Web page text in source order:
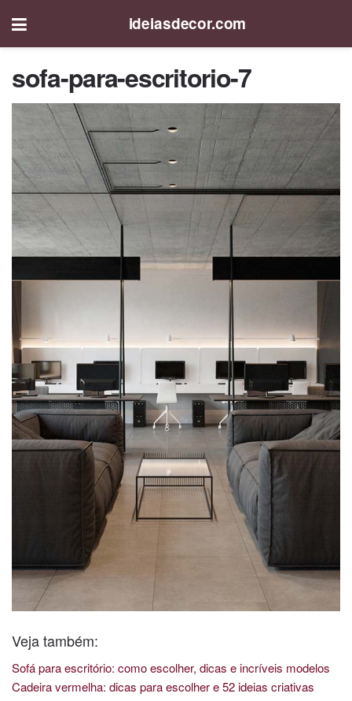
ideiasdecor.com
sofa-para-escritorio-7
Veja também:
Sofá para escritório: como escolher, dicas e incríveis modelos
Cadeira vermelha: dicas para escolher e 52 ideias criativas